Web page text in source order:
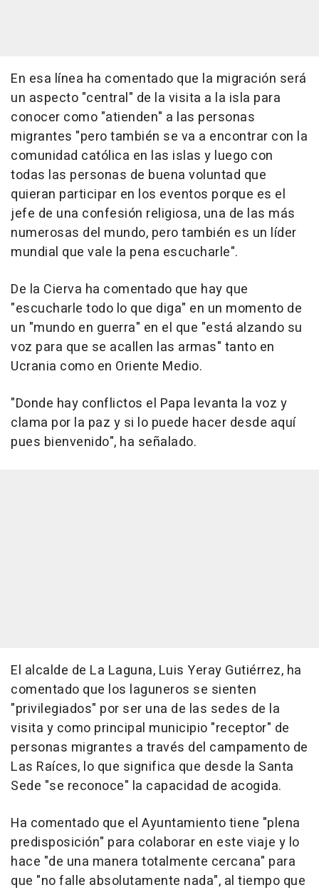
En esa línea ha comentado que la migración será
un aspecto "central" de la visita a la isla para
conocer como "atienden" a las personas
migrantes "pero también se va a encontrar con la
comunidad católica en las islas y luego con
todas las personas de buena voluntad que
quieran participar en los eventos porque es el
jefe de una confesión religiosa, una de las más
numerosas del mundo, pero también es un líder
mundial que vale la pena escucharle".
De la Cierva ha comentado que hay que
"escucharle todo lo que diga" en un momento de
un "mundo en guerra" en el que "está alzando su
voz para que se acallen las armas" tanto en
Ucrania como en Oriente Medio.
"Donde hay conflictos el Papa levanta la voz y
clama por la paz y si lo puede hacer desde aquí
pues bienvenido", ha señalado.
El alcalde de La Laguna, Luis Yeray Gutiérrez, ha
comentado que los laguneros se sienten
"privilegiados" por ser una de las sedes de la
visita y como principal municipio "receptor" de
personas migrantes a través del campamento de
Las Raíces, lo que significa que desde la Santa
Sede "se reconoce" la capacidad de acogida.
Ha comentado que el Ayuntamiento tiene "plena
predisposición" para colaborar en este viaje y lo
hace "de una manera totalmente cercana" para
que "no falle absolutamente nada", al tiempo que